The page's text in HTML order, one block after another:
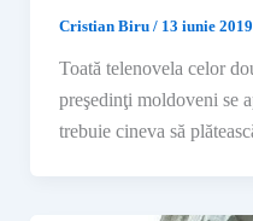
Cristian Biru / 13 iunie 2019
Toată telenovela celor
preşedinţi moldoveni se
trebuie cineva să